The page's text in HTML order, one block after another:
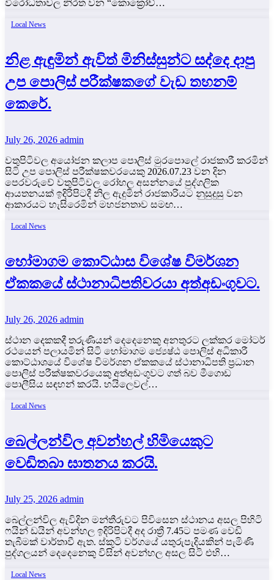
විරෝධතාවල නිරත වන “කොක්‍රෝච්…
Local News
නිළ ඇඳුමින් ඇවිත් මිනිස්සුන්ට සද්දෙ දාපු
උප පොලිස් පරීක්ෂකගේ වැඩ තහනම්
කෙරේ.
July 26, 2026 admin
වතුපිටිවල අයෝජන කලාප පොලිස් මුරපොලේ රාජකාරී කරමින්
සිටි උප පොලිස් පරීක්ෂකවරයෙකු 2026.07.23 වන දින
පෙරවරුවේ වතුපිටිවල රෝහල අසන්නයේ පුද්ගලික
ආයතනයක් ඉදිරිපිටදී නිල ඇදුමින් රාජකාරියට නුසුදුසු වන
ආකාරයට හැසිරෙමින් මහජනතාව සමඟ…
Local News
හෝමාගම කොට්ඨාස විශේෂ විමර්ශන
ඒකකයේ ස්ථානාධිපතිවරයා අත්අඩංගුවට.
July 26, 2026 admin
ස්ථාන දෙකකදී තරුණියන් දෙදෙනෙකු අනතුරට ලක්කර මෝටර්
රථයෙන් පලායමින් සිටි හෝමාගම ජ්‍යෙෂ්ඨ පොලිස් අධිකාරී
කොට්ඨාශයේ විශේෂ විමර්ශන ඒකකයේ ස්ථානාධිපති ප්‍රධාන
පොලිස් පරීක්ෂකවරයෙකු අත්අඩංගුවට ගත් බව මීගොඩ
පොලීසිය සඳහන් කරයි. හයිලෙවල්…
Local News
බෙල්ලන්විල අවන්හල් හිමියෙකුට
වෙඩිතබා ඝාතනය කරයි.
July 25, 2026 admin
බෙල්ලන්විල ඇවිදින මන්තීරුවට පිවිසෙන ස්ථානය අසල පිහිටි
ෆයින් ඩයින් අවන්හල ඉදිරිපිටදී අද රාත්‍රී 7.45ට පමණ වෙඩි
තැබීමක් වාර්තාවී ඇත. ස්කූටි වර්ගයේ යතුරුපැදියකින් පැමිණි
පුද්ගලයන් දෙදෙනෙකු විසින් අවන්හල අසල සිටි එහි…
Local News